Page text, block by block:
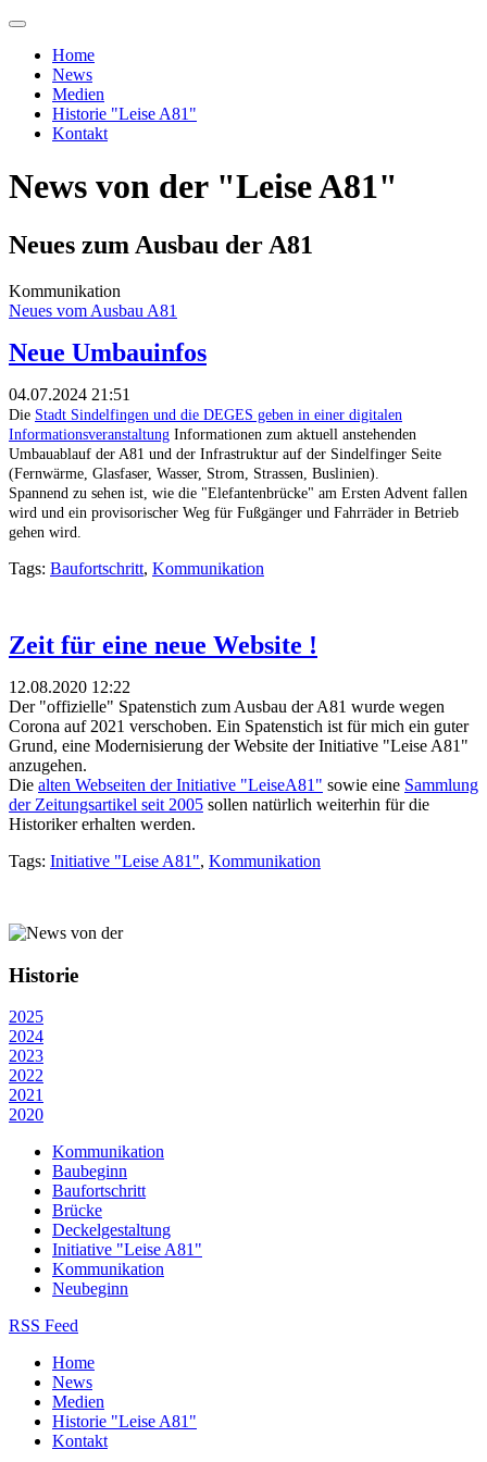
Home
News
Medien
Historie "Leise A81"
Kontakt
News von der "Leise A81"
Neues zum Ausbau der A81
Kommunikation
Neues vom Ausbau A81
Neue Umbauinfos
04.07.2024 21:51
Die Stadt Sindelfingen und die DEGES geben in einer digitalen
Informationsveranstaltung Informationen zum aktuell anstehenden
Umbauablauf der A81 und der Infrastruktur auf der Sindelfinger Seite
(Fernwärme, Glasfaser, Wasser, Strom, Strassen, Buslinien).
Spannend zu sehen ist, wie die "Elefantenbrücke" am Ersten Advent fallen
wird und ein provisorischer Weg für Fußgänger und Fahrräder in Betrieb
gehen wird.
Tags: Baufortschritt, Kommunikation
Zeit für eine neue Website !
12.08.2020 12:22
Der "offizielle" Spatenstich zum Ausbau der A81 wurde wegen
Corona auf 2021 verschoben. Ein Spatenstich ist für mich ein guter
Grund, eine Modernisierung der Website der Initiative "Leise A81"
anzugehen.
Die alten Webseiten der Initiative "LeiseA81" sowie eine Sammlung
der Zeitungsartikel seit 2005 sollen natürlich weiterhin für die
Historiker erhalten werden.
Tags: Initiative "Leise A81", Kommunikation
Historie
2025
2024
2023
2022
2021
2020
Kommunikation
Baubeginn
Baufortschritt
Brücke
Deckelgestaltung
Initiative "Leise A81"
Kommunikation
Neubeginn
RSS Feed
Home
News
Medien
Historie "Leise A81"
Kontakt